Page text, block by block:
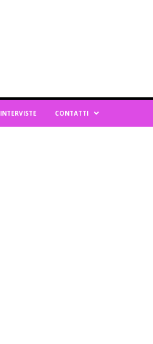
INTERVISTE CONTATTI